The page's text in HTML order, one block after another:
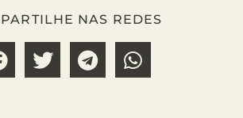
NAS REDES